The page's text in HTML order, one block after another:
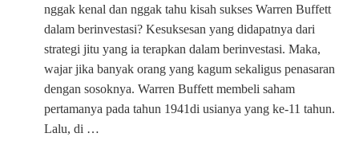
nggak kenal dan nggak tahu kisah sukses Warren Buffett
dalam berinvestasi? Kesuksesan yang didapatnya dari
strategi jitu yang ia terapkan dalam berinvestasi. Maka,
wajar jika banyak orang yang kagum sekaligus penasaran
dengan sosoknya. Warren Buffett membeli saham
pertamanya pada tahun 1941di usianya yang ke-11 tahun.
Lalu, di …